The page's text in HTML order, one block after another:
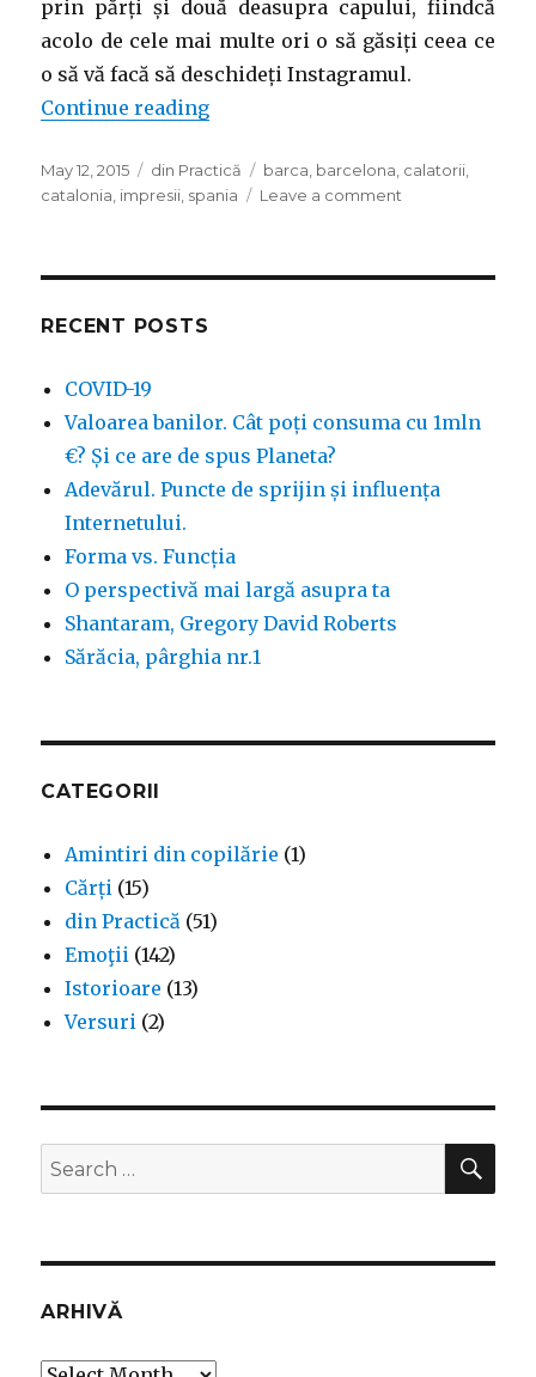
prin părți și două deasupra capului, fiindcă
acolo de cele mai multe ori o să găsiți ceea ce
o să vă facă să deschideți Instagramul.
Continue reading“BARCELONA – impresii”
Posted
on
May 12, 2015 Categories
din Practică Tags
barca, barcelona, calatorii,
catalonia, impresii, spania Leave a comment
RECENT POSTS
COVID-19
Valoarea banilor. Cât poți consuma cu 1mln
€? Și ce are de spus Planeta?
Adevărul. Puncte de sprijin și influența
Internetului.
Forma vs. Funcția
O perspectivă mai largă asupra ta
Shantaram, Gregory David Roberts
Sărăcia, pârghia nr.1
CATEGORII
Amintiri din copilărie (1)
Cărți (15)
din Practică (51)
Emoţii (142)
Istorioare (13)
Versuri (2)
Search
for:
ARHIVĂ